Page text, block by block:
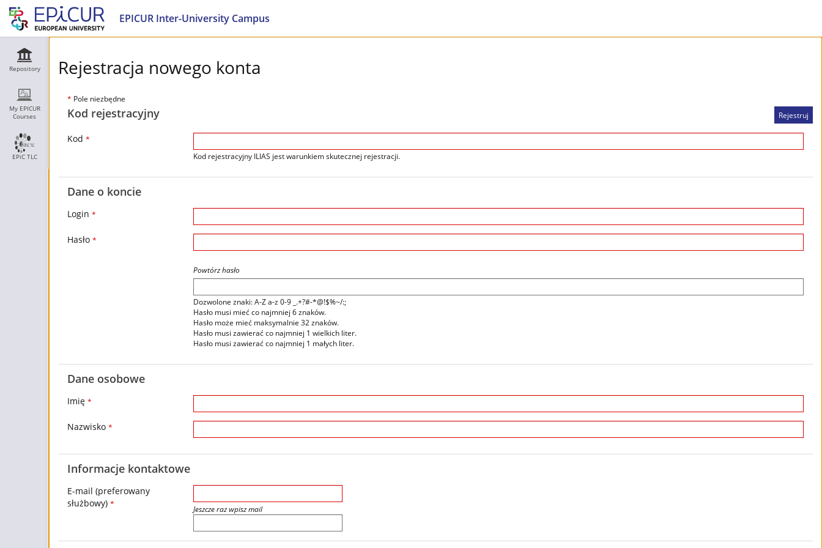
EPICUR Inter-University Campus
Repository
My EPICUR
Courses
EPiC TLC
Rejestracja nowego konta
* Pole niezbędne
Kod rejestracyjny
Kod *
Kod rejestracyjny ILIAS jest warunkiem skutecznej rejestracji.
Dane o koncie
Login *
Hasło *
Powtórz hasło
Dozwolone znaki: A-Z a-z 0-9 _.+?#-*@!$%~/:;
Hasło musi mieć co najmniej 6 znaków.
Hasło może mieć maksymalnie 32 znaków.
Hasło musi zawierać co najmniej 1 wielkich liter.
Hasło musi zawierać co najmniej 1 małych liter.
Dane osobowe
Imię *
Nazwisko *
Informacje kontaktowe
E-mail (preferowany
służbowy) *
Jeszcze raz wpisz mail